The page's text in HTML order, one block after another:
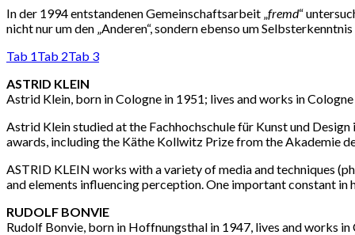
In der 1994 entstandenen Gemeinschaftsarbeit „fremd“
nicht nur um den „Anderen“, sondern ebenso um
Tab 1Tab 2Tab 3
ASTRID KLEIN
Astrid Klein, born in Cologne in 1951; lives and works in Cologne
Astrid Klein studied at the Fachhochschule für Kunst und
awards, including the Käthe Kollwitz Prize from the Akademie
ASTRID KLEIN works with a variety of media and techniques
and elements influencing perception. One important constant
RUDOLF BONVIE
Rudolf Bonvie, born in Hoffnungsthal in 1947, lives and works in